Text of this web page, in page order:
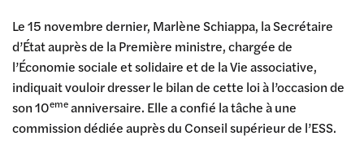
Le 15 novembre dernier, Marlène Schiappa, la Secrétaire
d’État auprès de la Première ministre, chargée de
l’Économie sociale et solidaire et de la Vie associative,
indiquait vouloir dresser le bilan de cette loi à l’occasion de
son 10emeanniversaire. Elle a confié la tâche à une
commission dédiée auprès du Conseil supérieur de l’ESS.